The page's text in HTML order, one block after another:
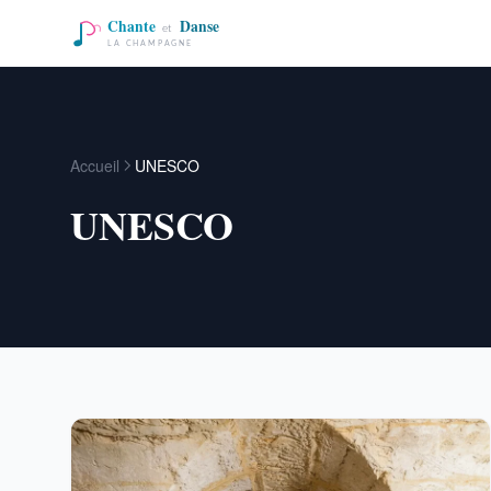
Accueil UNESCO
UNESCO